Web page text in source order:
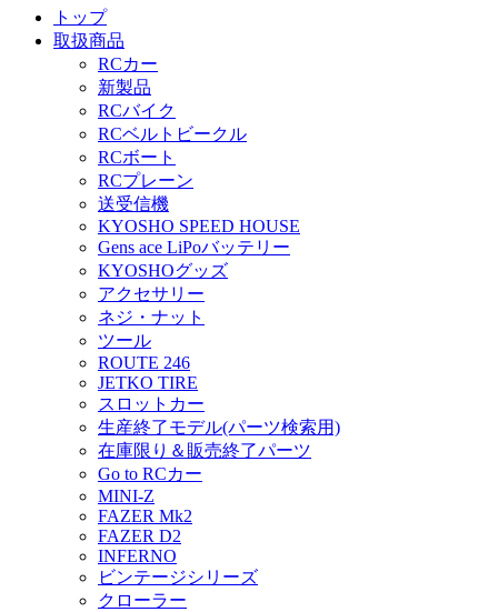
トップ
取扱商品
RCカー
新製品
RCバイク
RCベルトビークル
RCボート
RCプレーン
送受信機
KYOSHO SPEED HOUSE
Gens ace LiPoバッテリー
KYOSHOグッズ
アクセサリー
ネジ・ナット
ツール
ROUTE 246
JETKO TIRE
スロットカー
生産終了モデル(パーツ検索用)
在庫限り＆販売終了パーツ
Go to RCカー
MINI-Z
FAZER Mk2
FAZER D2
INFERNO
ビンテージシリーズ
クローラー